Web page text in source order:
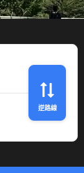
逆路線